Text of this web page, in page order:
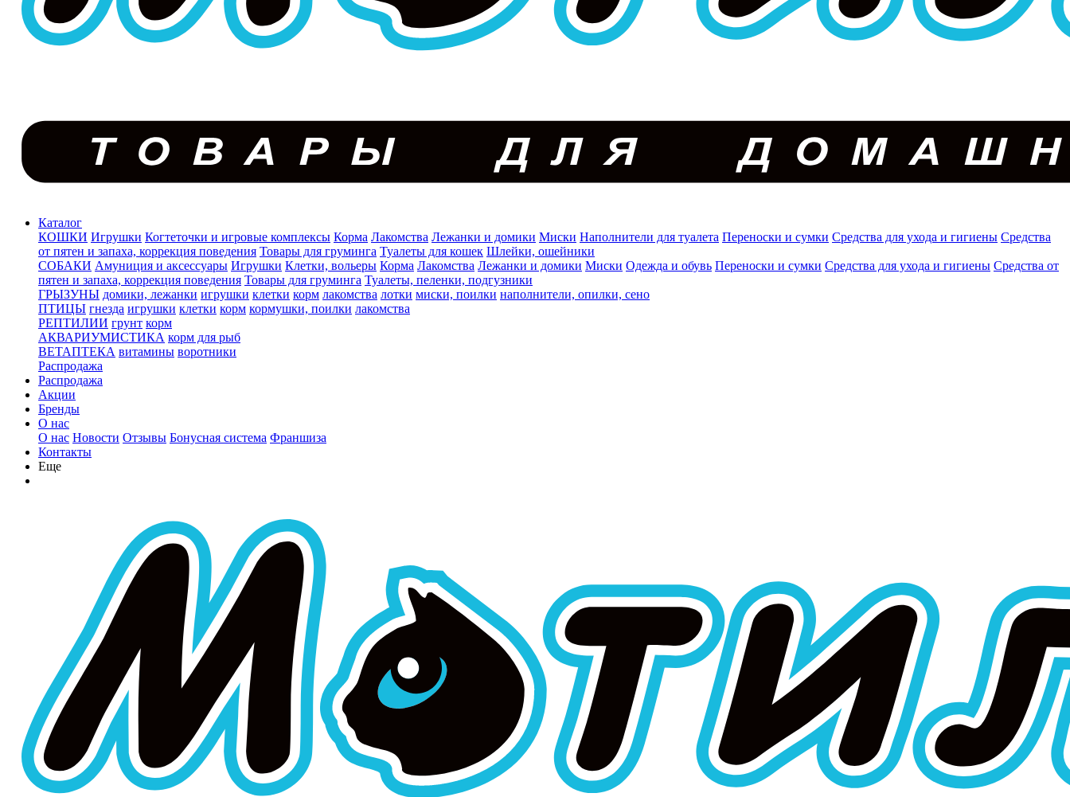
Каталог
КОШКИ Игрушки Когтеточки и игровые комплексы Корма Лакомства Лежанки и домики Миски Наполнители для туалета Переноски и сумки Средства для ухода и гигиены Средства
от пятен и запаха, коррекция поведения Товары для груминга Туалеты для кошек Шлейки, ошейники
СОБАКИ Амуниция и аксессуары Игрушки Клетки, вольеры Корма Лакомства Лежанки и домики Миски Одежда и обувь Переноски и сумки Средства для ухода и гигиены Средства от
пятен и запаха, коррекция поведения Товары для груминга Туалеты, пеленки, подгузники
ГРЫЗУНЫ домики, лежанки игрушки клетки корм лакомства лотки миски, поилки наполнители, опилки, сено
ПТИЦЫ гнезда игрушки клетки корм кормушки, поилки лакомства
РЕПТИЛИИ грунт корм
АКВАРИУМИСТИКА корм для рыб
ВЕТАПТЕКА витамины воротники
Распродажа
Распродажа
Акции
Бренды
О нас
О нас Новости Отзывы Бонусная система Франшиза
Контакты
Еще